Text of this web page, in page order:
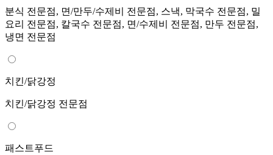
분식 전문점, 면/만두/수제비 전문점, 스낵, 막국수 전문점, 밀
요리 전문점, 칼국수 전문점, 면/수제비 전문점, 만두 전문점,
냉면 전문점
치킨/닭강정
치킨/닭강정 전문점
패스트푸드